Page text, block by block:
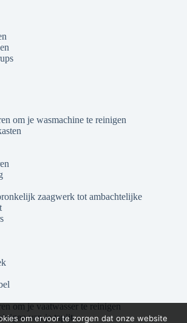
om je wasmachine te reinigen
zaagwerk tot ambachtelijke
om je vaatwasser te reinigen
van je tapijt
om ervoor te zorgen dat onze website